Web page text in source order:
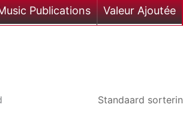
Publications Valeur Ajoutée